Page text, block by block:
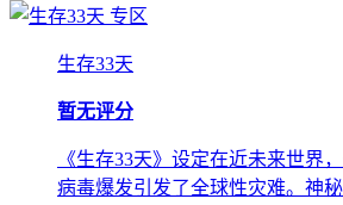
专区
生存33天
暂无评分
《生存33天》设定在近未来世界
病毒爆发引发了全球性灾难。神